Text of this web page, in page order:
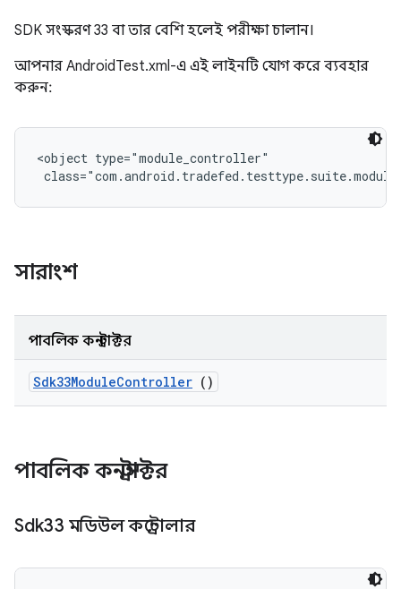
SDK সংস্করণ 33 বা তার বেশি হলেই পরীক্ষা চালান।
আপনার AndroidTest.xml-এ এই লাইনটি যোগ করে ব্যবহার
করুন:
<object type="module_controller"
সারাংশ
পাবলিক কনস্ট্রাক্টর
Sdk33ModuleController ()
পাবলিক কনস্ট্রাক্টর
Sdk33 মডিউল কন্ট্রোলার